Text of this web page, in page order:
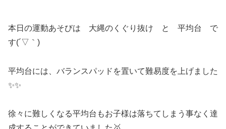
本日の運動あそびは 大縄のくぐり抜け と 平均台 で
す(´▽｀)
平均台には、バランスパッドを置いて難易度を上げました
✨✨
徐々に難しくなる平均台もお子様は落ちてしまう事なく達